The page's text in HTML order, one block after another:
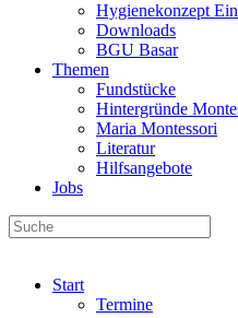
Hygienekonzept
Downloads
BGU Basar
Themen
Fundstücke
Hintergründe
Maria Montessori
Literatur
Hilfsangebote
Jobs
Start
Termine